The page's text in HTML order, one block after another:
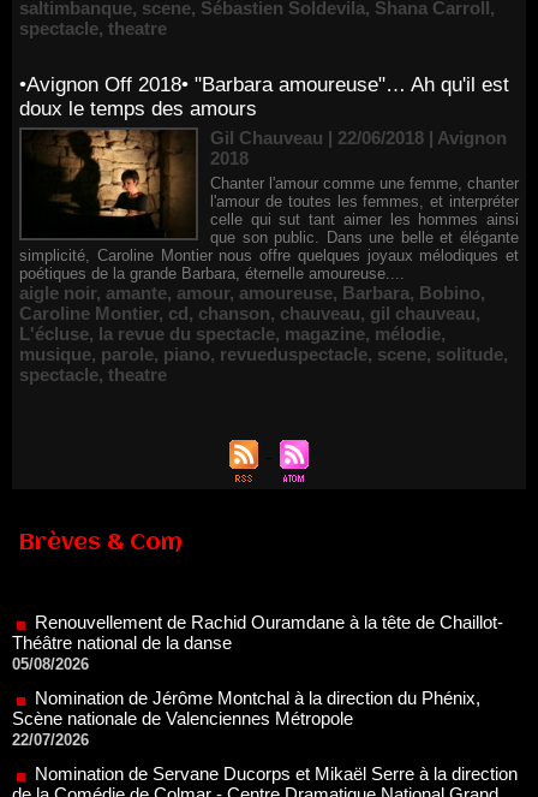
saltimbanque, scene, Sébastien Soldevila, Shana Carroll,
spectacle, theatre
•Avignon Off 2018• "Barbara amoureuse"… Ah qu'il est
doux le temps des amours
Gil Chauveau | 22/06/2018 | Avignon
2018
Chanter l'amour comme une femme, chanter
l'amour de toutes les femmes, et interpréter
celle qui sut tant aimer les hommes ainsi
que son public. Dans une belle et élégante
simplicité, Caroline Montier nous offre quelques joyaux mélodiques et
poétiques de la grande Barbara, éternelle amoureuse....
aigle noir, amante, amour, amoureuse, Barbara, Bobino,
Caroline Montier, cd, chanson, chauveau, gil chauveau,
L'écluse, la revue du spectacle, magazine, mélodie,
musique, parole, piano, revueduspectacle, scene, solitude,
spectacle, theatre
Brèves & Com
Nomination de Jérôme Montchal à la direction du Phénix,
Scène nationale de Valenciennes Métropole
Nomination de Servane Ducorps et Mikaël Serre à la direction
de la Comédie de Colmar - Centre Dramatique National Grand
07/07/2026